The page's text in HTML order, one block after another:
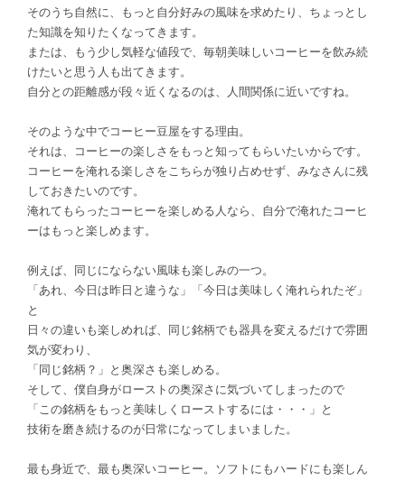
そのうち自然に、もっと自分好みの風味を求めたり、ちょっとし
た知識を知りたくなってきます。
または、もう少し気軽な値段で、毎朝美味しいコーヒーを飲み続
けたいと思う人も出てきます。
自分との距離感が段々近くなるのは、人間関係に近いですね。
そのような中でコーヒー豆屋をする理由。
それは、コーヒーの楽しさをもっと知ってもらいたいからです。
コーヒーを淹れる楽しさをこちらが独り占めせず、みなさんに残
しておきたいのです。
淹れてもらったコーヒーを楽しめる人なら、自分で淹れたコーヒ
ーはもっと楽しめます。
例えば、同じにならない風味も楽しみの一つ。
「あれ、今日は昨日と違うな」「今日は美味しく淹れられたぞ」
と
日々の違いも楽しめれば、同じ銘柄でも器具を変えるだけで雰囲
気が変わり、
「同じ銘柄？」と奥深さも楽しめる。
そして、僕自身がローストの奥深さに気づいてしまったので
「この銘柄をもっと美味しくローストするには・・・」と
技術を磨き続けるのが日常になってしまいました。
最も身近で、最も奥深いコーヒー。ソフトにもハードにも楽しん